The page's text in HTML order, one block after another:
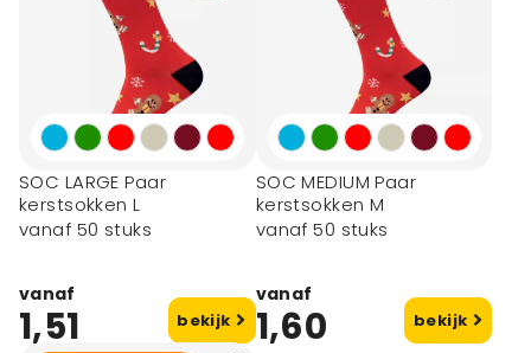
SOC LARGE Paar
kerstsokken L
vanaf 50 stuks
vanaf
1,51 bekijk
SOC MEDIUM Paar
kerstsokken M
vanaf 50 stuks
vanaf
1,60 bekijk